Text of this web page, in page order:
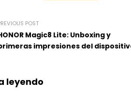
POST
Magic8 Lite: Unboxing y
impresiones del
leyendo